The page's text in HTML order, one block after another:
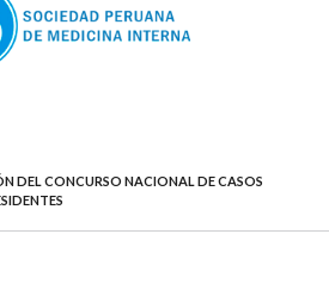
DEL CONCURSO NACIONAL DE CASOS